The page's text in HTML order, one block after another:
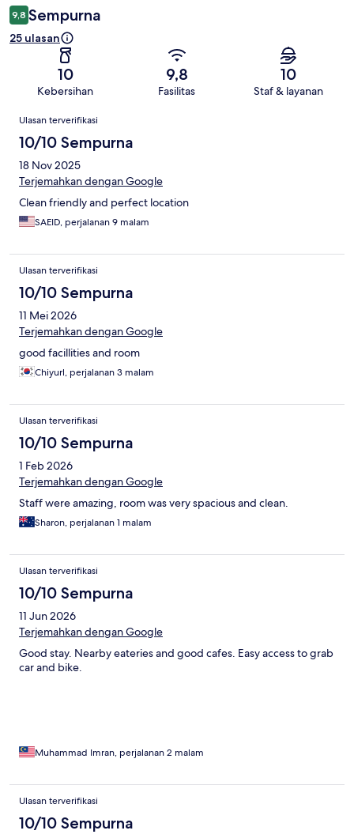
9,8 Sempurna
25 ulasan
10
Kebersihan
9,8
Fasilitas
10
Staf & layanan
Ulasan
Ulasan terverifikasi
10/10 Sempurna
18 Nov 2025
Terjemahkan dengan Google
Clean friendly and perfect location
SAEID, perjalanan 9 malam
Ulasan terverifikasi
10/10 Sempurna
11 Mei 2026
Terjemahkan dengan Google
good facillities and room
Chiyurl, perjalanan 3 malam
Ulasan terverifikasi
10/10 Sempurna
1 Feb 2026
Terjemahkan dengan Google
Staff were amazing, room was very spacious and clean.
Sharon, perjalanan 1 malam
Ulasan terverifikasi
10/10 Sempurna
11 Jun 2026
Terjemahkan dengan Google
Good stay. Nearby eateries and good cafes. Easy access to grab
car and bike.
Muhammad Imran, perjalanan 2 malam
Ulasan terverifikasi
10/10 Sempurna